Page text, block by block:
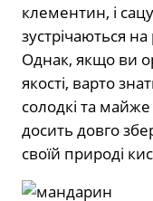
клементин, і
зустрічаються
Однак, якщо ви
якості, варто
солодкі та
досить довго
своїй природі